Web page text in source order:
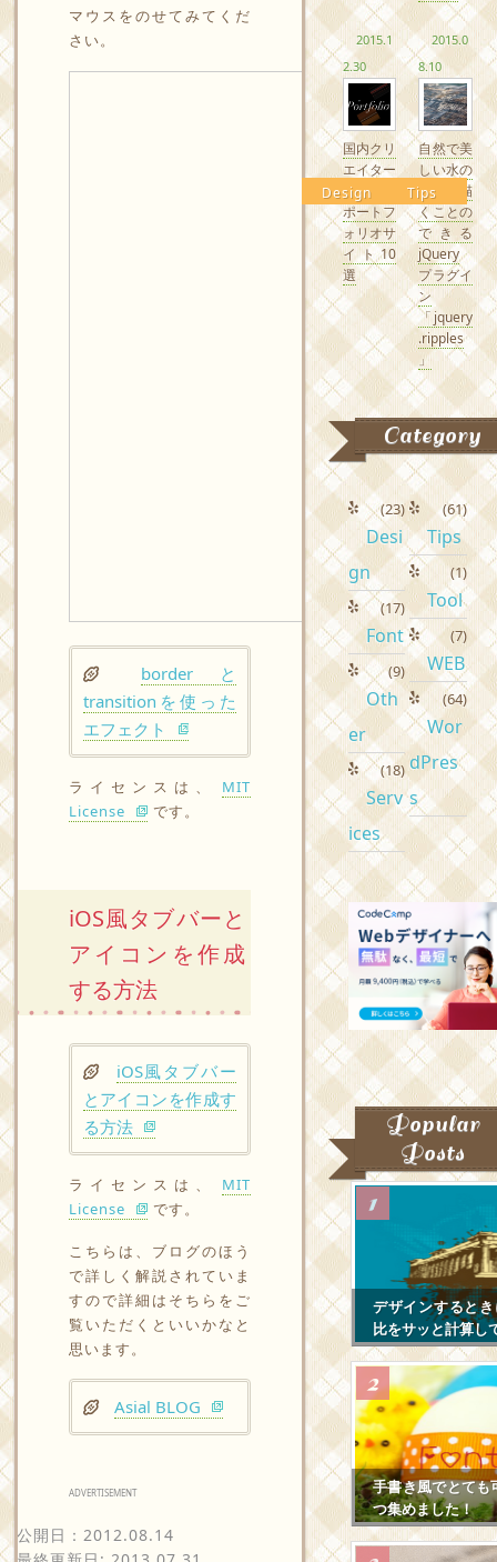
マウスをのせてみてくだ
さい。
borderと
transitionを使った
エフェクト
ライセンスは、
MIT
License
です。
iOS風タブバーと
アイコンを作成
する方法
iOS風タブバー
とアイコンを作成す
る方法
ライセンスは、
MIT
License
です。
こちらは、ブログのほう
で詳しく解説されていま
すので詳細はそちらをご
覧いただくといいかなと
思います。
Asial BLOG
ADVERTISEMENT
公開日： 2012.08.14
2015.1
2.30
Design
国内クリ
エイター
の素敵な
ポートフ
ォリオサ
イト10
選
2015.0
8.10
Tips
自然で美
しい水の
波紋を描
くことの
できる
jQuery
プラグイ
ン
「jquery
.ripples
」
Category
Desi
gn
(23)
Font
(17)
Oth
er
(9)
Serv
ices
(18)
Tips
(61)
Tool
(1)
WEB
(7)
Wor
dPres
s
(64)
Popular
Posts
デザインすると
比をサッと計算し
手書き風でとても
つ集めました！